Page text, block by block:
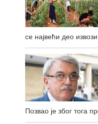
се највећи део
Позвао је због тога